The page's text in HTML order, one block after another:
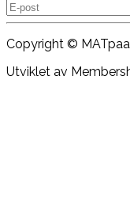
Copyright ©
Utviklet av